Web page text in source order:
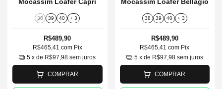
38 39 40 + 3
R$489,90
R$465,41 com Pix
5 x de R$97,98 sem juros
COMPRAR
38 39 40 + 3
R$489,90
R$465,41com Pix
5 x de R$97,98 sem juros
COMPRAR